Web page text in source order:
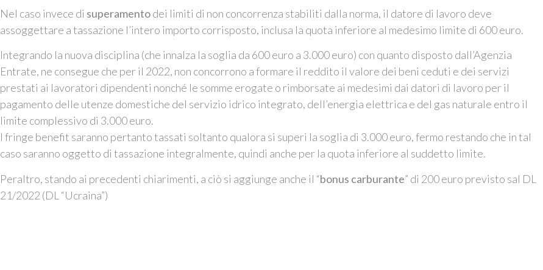
Nel caso invece di superamentodei limiti di non concorrenza stabiliti dalla norma, il datore di lavoro deve
assoggettare a tassazione l’intero importo corrisposto, inclusa la quota inferiore al medesimo limite di 600 euro.
Integrando la nuova disciplina (che innalza la soglia da 600 euro a 3.000 euro) con quanto disposto dall’Agenzia
Entrate, ne consegue che per il 2022, non concorrono a formare il reddito il valore dei beni ceduti e dei servizi
prestati ai lavoratori dipendenti nonché le somme erogate o rimborsate ai medesimi dai datori di lavoro per il
pagamento delle utenze domestiche del servizio idrico integrato, dell’energia elettrica e del gas naturale entro il
limite complessivo di 3.000 euro.
I fringe benefit saranno pertanto tassati soltanto qualora si superi la soglia di 3.000 euro, fermo restando che in tal
caso saranno oggetto di tassazione integralmente, quindi anche per la quota inferiore al suddetto limite.
Peraltro, stando ai precedenti chiarimenti, a ciò si aggiunge anche il “bonus carburante” di 200 euro previsto sal DL
21/2022 (DL “Ucraina”)